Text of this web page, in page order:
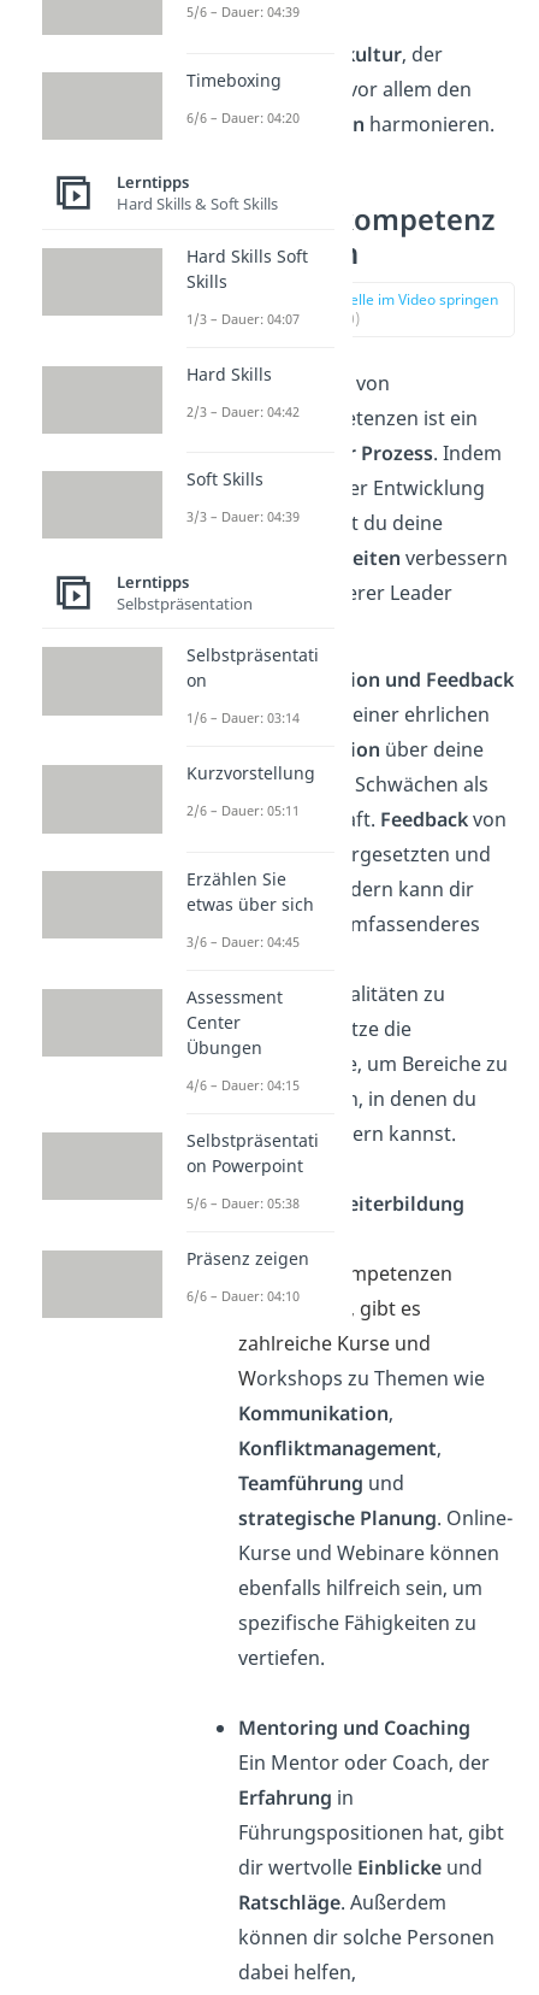
immer mit der
Unternehmenskultur, der
Hierarchie
und vor allem den
Teammitgliedern harmonieren.
Führungskompetenz
entwickeln
zur Stelle im Video springen
(03:50)
Die Entwicklung von
Führungskompetenzen ist ein
kontinuierlicher Prozess. Indem
du aktiv an deiner Entwicklung
arbeitest, kannst du deine
Führungsfähigkeiten verbessern
und ein effektiverer Leader
Selbstreflexion und Feedback
Beginne mit einer ehrlichen
Selbstreflexion über deine
Stärken und Schwächen als
Führungskraft. Feedbackvon
Kollegen, Vorgesetzten und
Teammitgliedern kann dir
helfen, ein umfassenderes
Führungsqualitäten zu
erhalten. Nutze die
Erkenntnisse, um Bereiche zu
identifizieren, in denen du
dich verbessern kannst.
Fort- und Weiterbildung
Führungskompetenzen
auszubauen, gibt es
zahlreiche Kurse und
Workshops zu Themen wie
Kommunikation,
Konfliktmanagement,
Teamführung und
strategische Planung. Online-
Kurse und Webinare können
ebenfalls hilfreich sein, um
spezifische Fähigkeiten zu
vertiefen.
Mentoring und Coaching
Ein Mentor oder Coach, der
Erfahrung in
Führungspositionen hat, gibt
dir wertvolle Einblicke und
Ratschläge. Außerdem
können dir solche Personen
dabei helfen,
5/6 – Dauer: 04:39
Timeboxing
6/6 – Dauer: 04:20
Lerntipps
Hard Skills & Soft Skills
Hard Skills Soft
Skills
1/3 – Dauer: 04:07
Hard Skills
2/3 – Dauer: 04:42
Soft Skills
3/3 – Dauer: 04:39
Lerntipps
Selbstpräsentation
Selbstpräsentati
on
1/6 – Dauer: 03:14
Kurzvorstellung
2/6 – Dauer: 05:11
Erzählen Sie
etwas über sich
3/6 – Dauer: 04:45
Assessment
Center
Übungen
4/6 – Dauer: 04:15
Selbstpräsentati
on Powerpoint
5/6 – Dauer: 05:38
Präsenz zeigen
6/6 – Dauer: 04:10